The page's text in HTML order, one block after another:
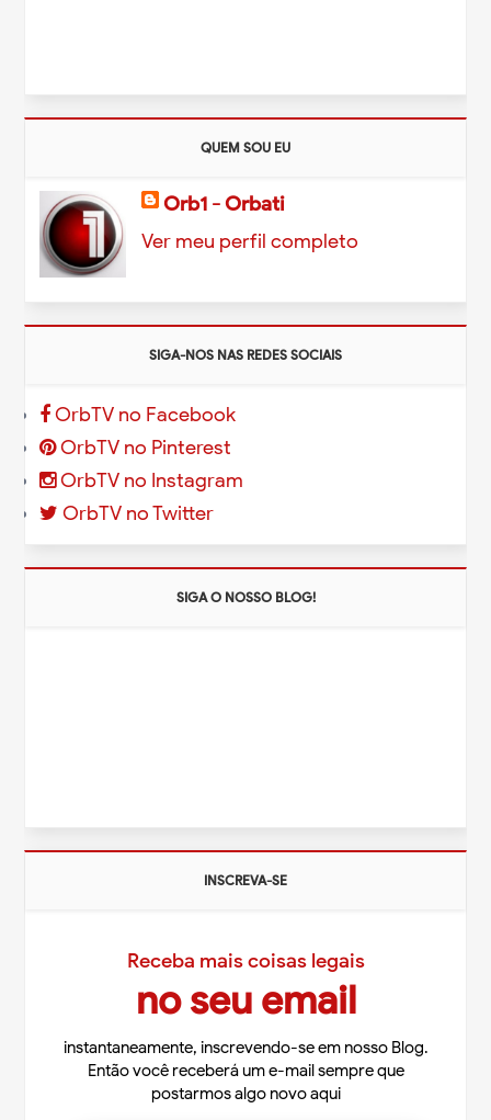
QUEM SOU EU
Orb1 - Orbati
Ver meu perfil completo
SIGA-NOS NAS REDES SOCIAIS
OrbTV no Facebook
OrbTV no Pinterest
OrbTV no Instagram
OrbTV no Twitter
SIGA O NOSSO BLOG!
INSCREVA-SE
Receba mais coisas legais
no seu email
instantaneamente, inscrevendo-se em nosso Blog.
Então você receberá um e-mail sempre que
postarmos algo novo aqui